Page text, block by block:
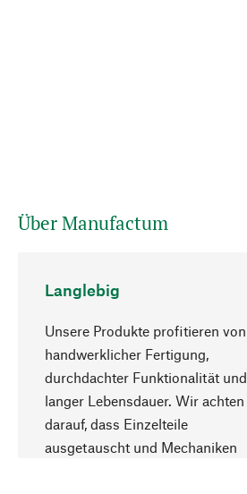
Über Manufactum
Langlebig
Unsere Produkte profitieren von
handwerklicher Fertigung,
durchdachter Funktionalität und
langer Lebensdauer. Wir achten
darauf, dass Einzelteile
ausgetauscht und Mechaniken